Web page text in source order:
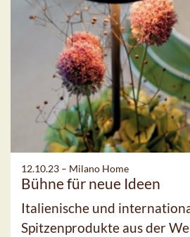
12.10.23 – Milano Home
Bühne für neue Ideen
Italienische und
Spitzenprodukte aus der